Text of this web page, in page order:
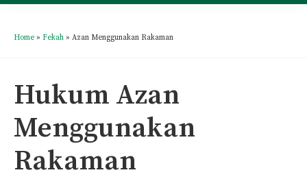
Home » Fekah » Azan Menggunakan Rakaman
Hukum Azan
Menggunakan
Rakaman